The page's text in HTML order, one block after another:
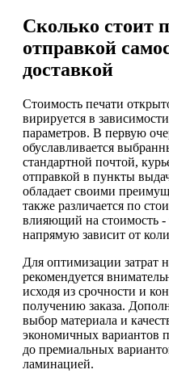
Сколько стоит
отправкой
доставкой
Стоимость печати
вирируется в
параметров. В первую
обуславливается
стандартной почтой,
отправкой в пункты
обладает своими
также различается по
влияющий на стоимость -
напрямую зависит от
Для оптимизации затрат
рекомендуется
исходя из срочности и
получению заказа.
выбор материала и
экономичных вариантов
до премиальных
ламинацией.